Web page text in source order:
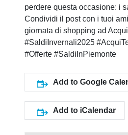
perdere questa occasione: i
Condividi il post con i tuoi
giornata di shopping ad
#SaldiInvernali2025
#Offerte #SaldiInPiemonte
Add to Google
Add to iCalendar